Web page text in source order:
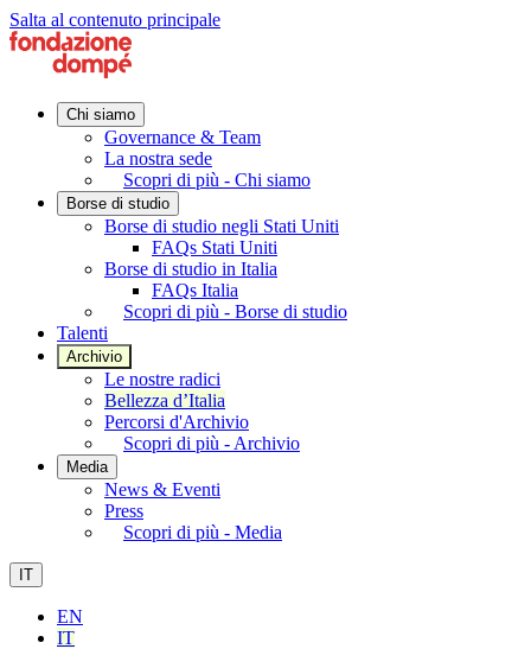
Salta al contenuto principale
Chi siamo
Governance & Team
La nostra sede
Scopri di più - Chi siamo
Borse di studio
Borse di studio negli Stati Uniti
FAQs Stati Uniti
Borse di studio in Italia
FAQs Italia
Scopri di più - Borse di studio
Talenti
Archivio
Le nostre radici
Bellezza d’Italia
Percorsi d'Archivio
Scopri di più - Archivio
Media
News & Eventi
Press
Scopri di più - Media
IT
EN
IT